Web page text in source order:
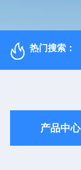
热门搜索：
产品中心